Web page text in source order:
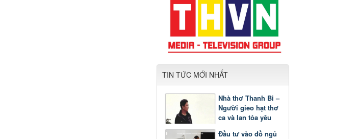
TIN TỨC MỚI NHẤT
Nhà thơ Thanh Bi –
Người gieo hạt thơ
ca và lan tỏa yêu
Đầu tư vào đồ ngủ